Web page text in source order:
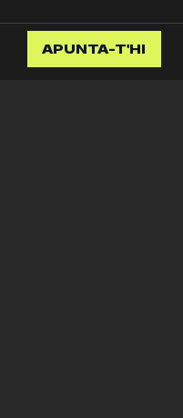
APUNTA-T'HI